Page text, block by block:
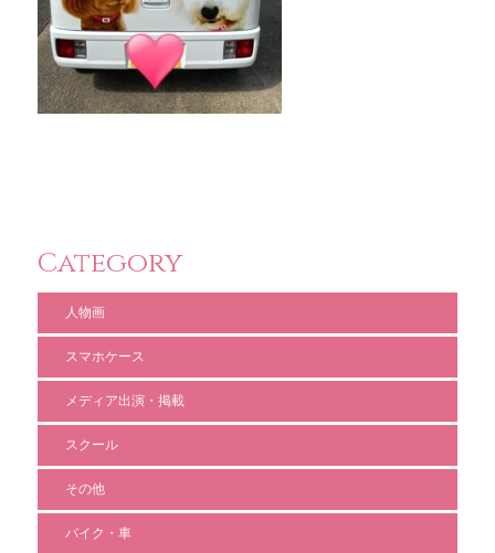
Category
人物画
スマホケース
メディア出演・掲載
スクール
その他
バイク・車